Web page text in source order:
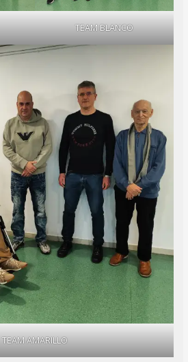
TEAM BLANCO
TEAM AMARILLO